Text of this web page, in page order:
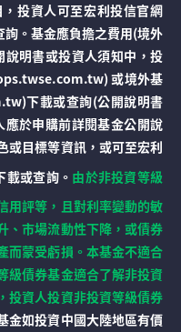
投資人可至宏利投信官網
。基金應負擔之費用(境外
明書或投資人須知中，投
或境外基
下載或查詢(公開說明書
於申購前詳閱基金公開說
或目標等資訊，或可至宏利
載或查詢。 由於非投資等級
用評等，且對利率變動的敏
、市場流動性下降，或債券
而蒙受虧損。本基金不適合
級債券基金適合了解非投資
投資人投資非投資等級債券
金如投資中國大陸地區有價